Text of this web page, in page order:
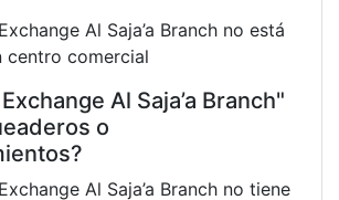
Al Saja’a Branch no está
centro comercial
Al Saja’a Branch"
o
Al Saja’a Branch no tiene